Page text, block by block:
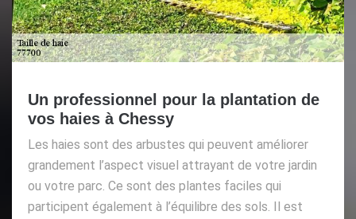
Un professionnel pour la plantation de
vos haies à Chessy
Les haies sont des arbustes qui peuvent améliorer
grandement l’aspect visuel attrayant de votre jardin
ou votre parc. Ce sont des plantes faciles qui
participent également à l’équilibre des sols. Il est